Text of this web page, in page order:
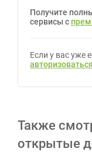
Получите
сервисы с
Если у вас уже
авторизоваться
Также
открытые